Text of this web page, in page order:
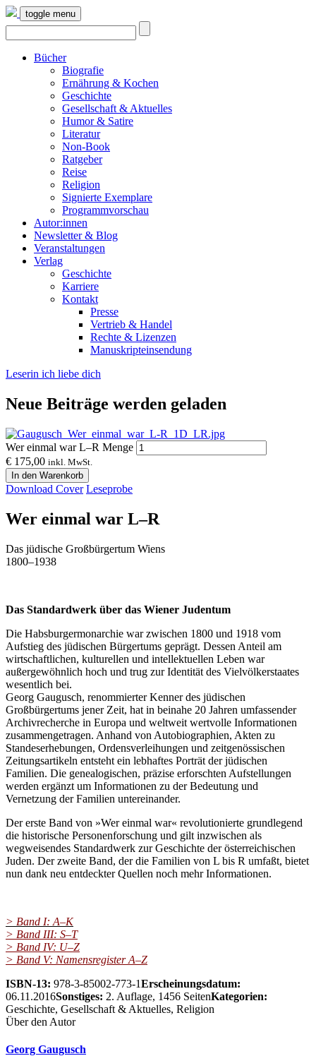
toggle menu
Bücher
Biografie
Ernährung & Kochen
Geschichte
Gesellschaft & Aktuelles
Humor & Satire
Literatur
Non-Book
Ratgeber
Reise
Religion
Signierte Exemplare
Programmvorschau
Autor:innen
Newsletter & Blog
Veranstaltungen
Verlag
Geschichte
Karriere
Kontakt
Presse
Vertrieb & Handel
Rechte & Lizenzen
Manuskripteinsendung
Leserin ich liebe dich
Neue Beiträge werden geladen
Wer einmal war L–R Menge
€ 175,00 inkl. MwSt.
In den Warenkorb
Download Cover Leseprobe
Wer einmal war L–R
Das jüdische Großbürgertum Wiens
1800–1938
Das Standardwerk über das Wiener Judentum
Die Habsburgermonarchie war zwischen 1800 und 1918 vom
Aufstieg des jüdischen Bürgertums geprägt. Dessen Anteil am
wirtschaftlichen, kulturellen und intellektuellen Leben war
außergewöhnlich hoch und trug zur Identität des Vielvölkerstaates
wesentlich bei.
Georg Gaugusch, renommierter Kenner des jüdischen
Großbürgertums jener Zeit, hat in beinahe 20 Jahren umfassender
Archivrecherche in Europa und weltweit wertvolle Informationen
zusammengetragen. Anhand von Autobiographien, Akten zu
Standeserhebungen, Ordensverleihungen und zeitgenössischen
Zeitungsartikeln entsteht ein lebhaftes Porträt der jüdischen
Familien. Die genealogischen, präzise erforschten Aufstellungen
werden ergänzt um Informationen zu der Bedeutung und
Vernetzung der Familien untereinander.
Der erste Band von »Wer einmal war« revolutionierte grundlegend
die historische Personenforschung und gilt inzwischen als
wegweisendes Standardwerk zur Geschichte der österreichischen
Juden. Der zweite Band, der die Familien von L bis R umfaßt, bietet
nun dank neu entdeckter Quellen noch mehr Informationen.
> Band I: A–K
> Band III: S–T
> Band IV: U–Z
> Band V: Namensregister A–Z
ISBN-13: 978-3-85002-773-1Erscheinungsdatum:
06.11.2016Sonstiges: 2. Auflage, 1456 SeitenKategorien:
Geschichte, Gesellschaft & Aktuelles, Religion
Über den Autor
Georg Gaugusch